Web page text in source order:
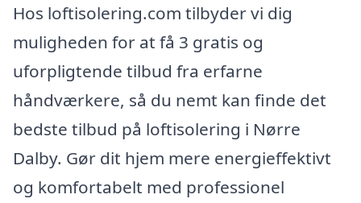
Hos loftisolering.com tilbyder vi dig
muligheden for at få 3 gratis og
uforpligtende tilbud fra erfarne
håndværkere, så du nemt kan finde det
bedste tilbud på loftisolering i Nørre
Dalby. Gør dit hjem mere energieffektivt
og komfortabelt med professionel